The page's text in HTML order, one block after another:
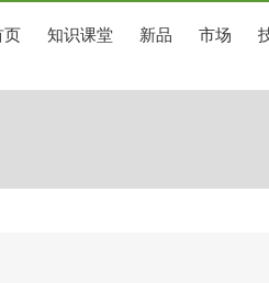
页 知识课堂 新品 市场